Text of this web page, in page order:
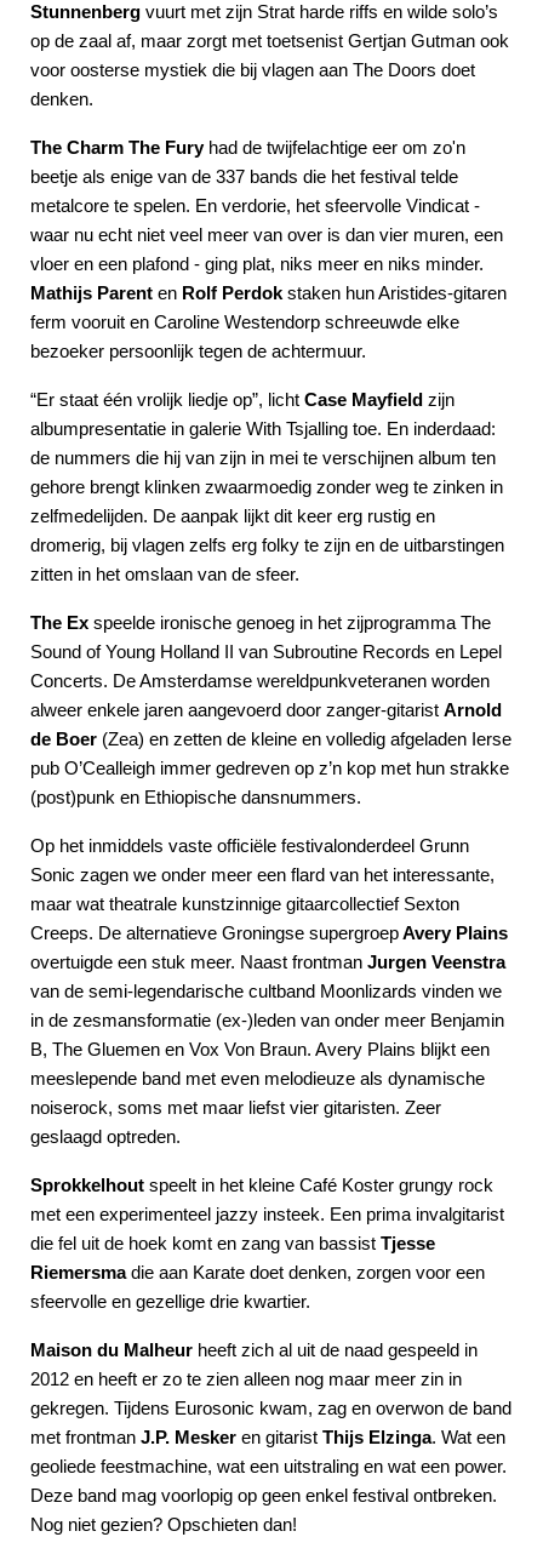
Stunnenberg vuurt met zijn Strat harde riffs en wilde solo’s
op de zaal af, maar zorgt met toetsenist Gertjan Gutman ook
voor oosterse mystiek die bij vlagen aan The Doors doet
denken.
The Charm The Furyhad de twijfelachtige eer om zo'n
beetje als enige van de 337 bands die het festival telde
metalcore te spelen. En verdorie, het sfeervolle Vindicat -
waar nu echt niet veel meer van over is dan vier muren, een
vloer en een plafond - ging plat, niks meer en niks minder.
Mathijs Parent en Rolf Perdok staken hun Aristides-gitaren
ferm vooruit en Caroline Westendorp schreeuwde elke
bezoeker persoonlijk tegen de achtermuur.
“Er staat één vrolijk liedje op”, licht Case Mayfield zijn
albumpresentatie in galerie With Tsjalling toe. En inderdaad:
de nummers die hij van zijn in mei te verschijnen album ten
gehore brengt klinken zwaarmoedig zonder weg te zinken in
zelfmedelijden. De aanpak lijkt dit keer erg rustig en
dromerig, bij vlagen zelfs erg folky te zijn en de uitbarstingen
zitten in het omslaan van de sfeer.
The Ex speelde ironische genoeg in het zijprogramma The
Sound of Young Holland II van Subroutine Records en Lepel
Concerts. De Amsterdamse wereldpunkveteranen worden
alweer enkele jaren aangevoerd door zanger-gitarist Arnold
de Boer (Zea) en zetten de kleine en volledig afgeladen Ierse
pub O’Cealleigh immer gedreven op z’n kop met hun strakke
(post)punk en Ethiopische dansnummers.
Op het inmiddels vaste officiële festivalonderdeel Grunn
Sonic zagen we onder meer een flard van het interessante,
maar wat theatrale kunstzinnige gitaarcollectief Sexton
Creeps. De alternatieve Groningse supergroepAvery Plains
overtuigde een stuk meer. Naast frontman Jurgen Veenstra
van de semi-legendarische cultband Moonlizards vinden we
in de zesmansformatie (ex-)leden van onder meer Benjamin
B, The Gluemen en Vox Von Braun. Avery Plains blijkt een
meeslepende band met even melodieuze als dynamische
noiserock, soms met maar liefst vier gitaristen. Zeer
geslaagd optreden.
Sprokkelhout speelt in het kleine Café Koster grungy rock
met een experimenteel jazzy insteek. Een prima invalgitarist
die fel uit de hoek komt en zang van bassist Tjesse
Riemersmadie aan Karate doet denken, zorgen voor een
sfeervolle en gezellige drie kwartier.
Maison du Malheur heeft zich al uit de naad gespeeld in
2012 en heeft er zo te zien alleen nog maar meer zin in
gekregen. Tijdens Eurosonic kwam, zag en overwon de band
met frontman J.P. Mesker en gitarist Thijs Elzinga. Wat een
geoliede feestmachine, wat een uitstraling en wat een power.
Deze band mag voorlopig op geen enkel festival ontbreken.
Nog niet gezien? Opschieten dan!